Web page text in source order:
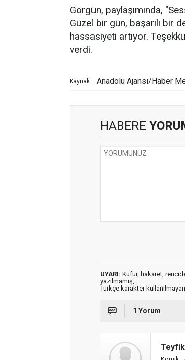
Görgün, paylaşımında,
Güzel bir gün, başarılı bir
hassasiyeti artıyor.
verdi.
Kaynak: Anadolu Ajansı/Haber
HABERE
UYARI: Küfür, hakaret,
yazılmamış,
Türkçe karakter
1 Yorum